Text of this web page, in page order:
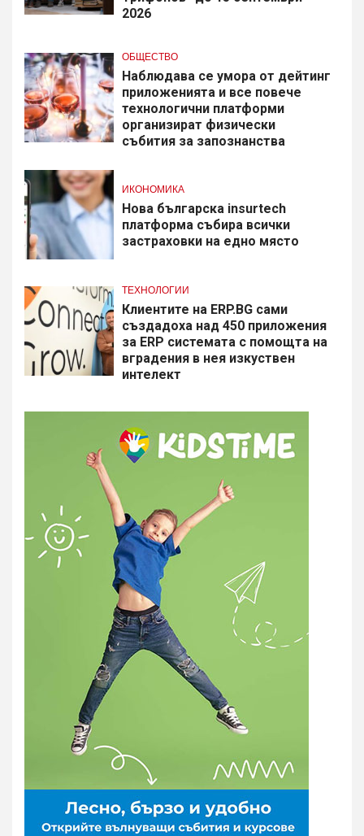
2026
ОБЩЕСТВО
Наблюдава се умора от дейтинг
приложенията и все повече
технологични платформи
организират физически
събития за запознанства
ИКОНОМИКА
Нова българска insurtech
платформа събира всички
застраховки на едно място
ТЕХНОЛОГИИ
Клиентите на ERP.BG сами
създадоха над 450 приложения
за ERP системата с помощта на
вградения в нея изкуствен
интелект